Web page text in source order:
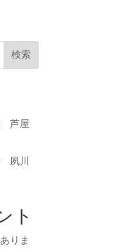
検索
芦屋
夙川
ト
りま